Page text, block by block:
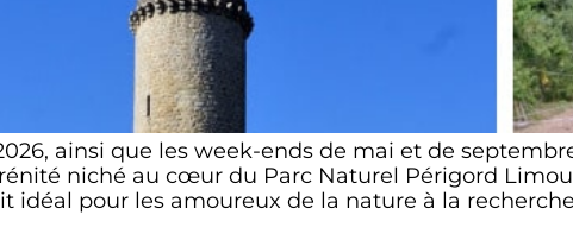
ainsi que les week-ends de mai et de
niché au cœur du Parc Naturel Périgord
idéal pour les amoureux de la nature à la